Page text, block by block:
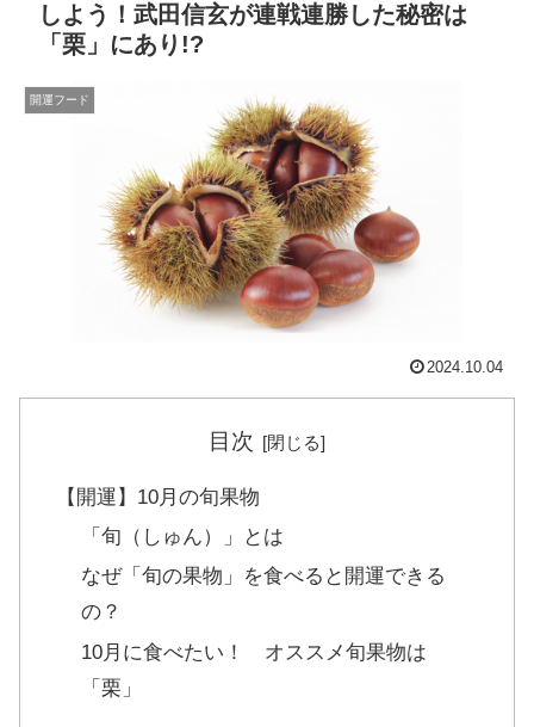
しよう！武田信玄が連戦連勝した秘密は
「栗」にあり!?
開運フード
2024.10.04
目次
【開運】10月の旬果物
「旬（しゅん）」とは
なぜ「旬の果物」を食べると開運できる
の？
10月に食べたい！ オススメ旬果物は
「栗」